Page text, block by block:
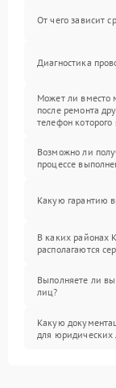
От чего зависит
Диагностика
Может ли вместо
после ремонта
телефон
Возможно ли
процессе
Какую гарантию
В каких районах
располагаются
Выполняете ли
лиц?
Какую
для юридических